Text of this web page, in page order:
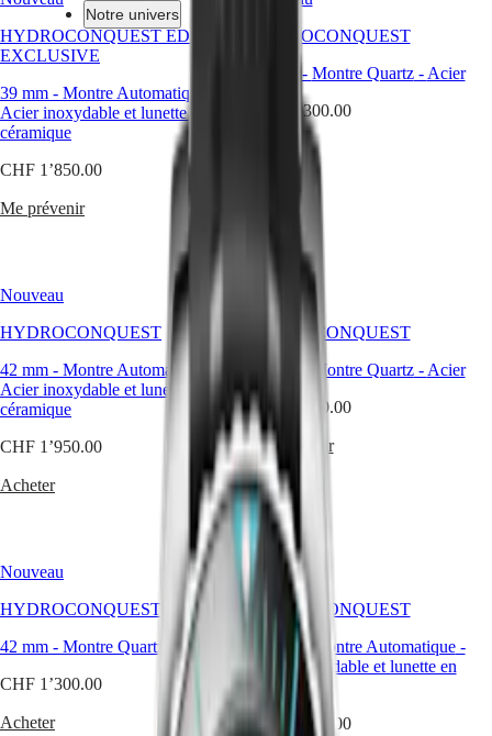
Notre univers
Master
COLLECTION
COLLECTION
MOONPHASE
LONGINES
MASTER
COLLECTION
GMT
Conquest
CHRONOGRAPH
HYDROCONQUEST
HYDROCONQUEST
LONGINES
SPIRIT
LONGINES
South
Africa
Amérique
Canada
United
States
Asie-
Pacifique
Australia
中
대
Hong
SAR
香
港
别
et
fonctionnalités
haute
performance.
Disponibles
avec
un
mouvement
automatique
quartz
montres
sportives
offrent
une
étanchéité
jusqu’à
30
bar
m),
unidirectionnelle,
une
couronne
vissée
et
un
de
HYDROCONQUEST ÉDITION
EXCLUSIVE
39 mm - Montre Automatique
Acier inoxydable et lunette en
céramique
CHF 1’850.00
Me prévenir
HYDROCONQUEST
- Montre Quartz- Acier
CHF 1’300.00
Nouveau
HYDROCONQUEST
42 mm - Montre Automatique
-
Acier inoxydable et lunette en
céramique
CHF 1’950.00
Acheter
Nouveau
HYDROCONQUEST
Montre Quartz- Acier
CHF 1’300.00
Me prévenir
Nouveau
HYDROCONQUEST
42 mm - Montre Quartz
Acier
CHF 1’300.00
Acheter
Nouveau
HYDROCONQUEST
42 mm-Montre Automatique-
Acier inoxydable et lunette en
céramique
CHF 1’950.00